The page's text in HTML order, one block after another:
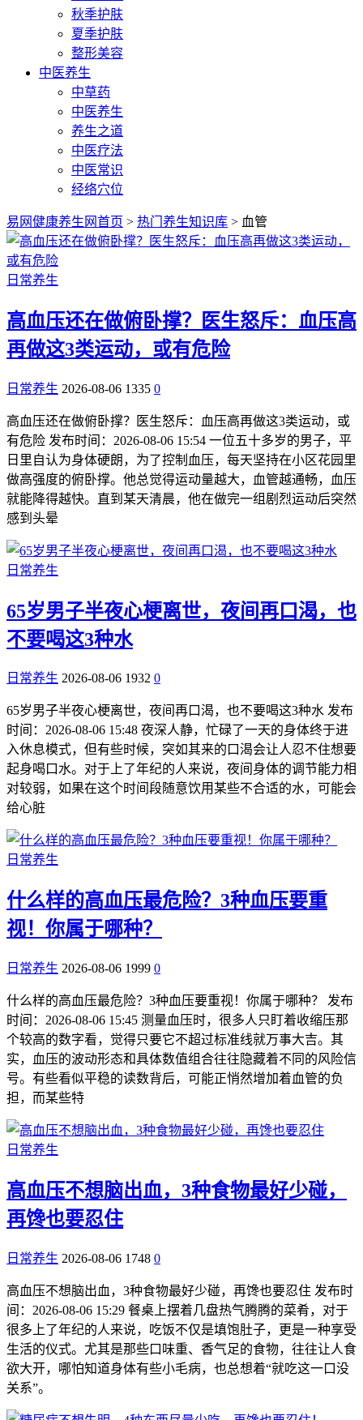
秋季护肤
夏季护肤
整形美容
中医养生
中草药
中医养生
养生之道
中医疗法
中医常识
经络穴位
易网健康养生网首页 > 热门养生知识库 > 血管
日常养生
高血压还在做俯卧撑？医生怒斥：血压高
再做这3类运动，或有危险
日常养生 2026-08-06 1335 0
高血压还在做俯卧撑？医生怒斥：血压高再做这3类运动，或
有危险 发布时间：2026-08-06 15:54 一位五十多岁的男子，平
日里自认为身体硬朗，为了控制血压，每天坚持在小区花园里
做高强度的俯卧撑。他总觉得运动量越大，血管越通畅，血压
就能降得越快。直到某天清晨，他在做完一组剧烈运动后突然
感到头晕
日常养生
65岁男子半夜心梗离世，夜间再口渴，也
不要喝这3种水
日常养生 2026-08-06 1932 0
65岁男子半夜心梗离世，夜间再口渴，也不要喝这3种水 发布
时间：2026-08-06 15:48 夜深人静，忙碌了一天的身体终于进
入休息模式，但有些时候，突如其来的口渴会让人忍不住想要
起身喝口水。对于上了年纪的人来说，夜间身体的调节能力相
对较弱，如果在这个时间段随意饮用某些不合适的水，可能会
给心脏
日常养生
什么样的高血压最危险？3种血压要重
视！你属于哪种？
日常养生 2026-08-06 1999 0
什么样的高血压最危险？3种血压要重视！你属于哪种？ 发布
时间：2026-08-06 15:45 测量血压时，很多人只盯着收缩压那
个较高的数字看，觉得只要它不超过标准线就万事大吉。其
实，血压的波动形态和具体数值组合往往隐藏着不同的风险信
号。有些看似平稳的读数背后，可能正悄然增加着血管的负
担，而某些特
日常养生
高血压不想脑出血，3种食物最好少碰，
再馋也要忍住
日常养生 2026-08-06 1748 0
高血压不想脑出血，3种食物最好少碰，再馋也要忍住 发布时
间：2026-08-06 15:29 餐桌上摆着几盘热气腾腾的菜肴，对于
很多上了年纪的人来说，吃饭不仅是填饱肚子，更是一种享受
生活的仪式。尤其是那些口味重、香气足的食物，往往让人食
欲大开，哪怕知道身体有些小毛病，也总想着“就吃这一口没
关系”。